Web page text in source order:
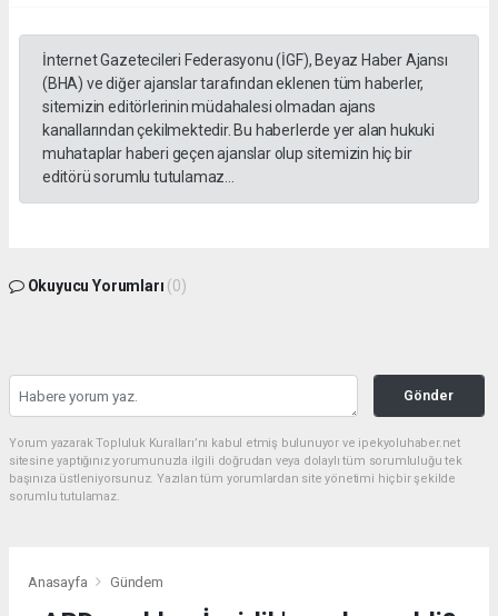
İnternet Gazetecileri Federasyonu (İGF), Beyaz Haber Ajansı
(BHA) ve diğer ajanslar tarafından eklenen tüm haberler,
sitemizin editörlerinin müdahalesi olmadan ajans
kanallarından çekilmektedir. Bu haberlerde yer alan hukuki
muhataplar haberi geçen ajanslar olup sitemizin hiç bir
editörü sorumlu tutulamaz...
Okuyucu Yorumları (0)
Gönder
Yorum yazarak Topluluk Kuralları’nı kabul etmiş bulunuyor ve ipekyoluhaber.net
sitesine yaptığınız yorumunuzla ilgili doğrudan veya dolaylı tüm sorumluluğu tek
başınıza üstleniyorsunuz. Yazılan tüm yorumlardan site yönetimi hiçbir şekilde
sorumlu tutulamaz.
Anasayfa Gündem